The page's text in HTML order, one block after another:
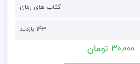
کتاب های رمان
143 بازدید
30,000 تومان